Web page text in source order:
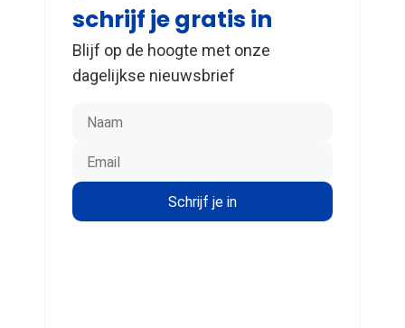
schrijf je gratis in
Blijf op de hoogte met onze
dagelijkse nieuwsbrief